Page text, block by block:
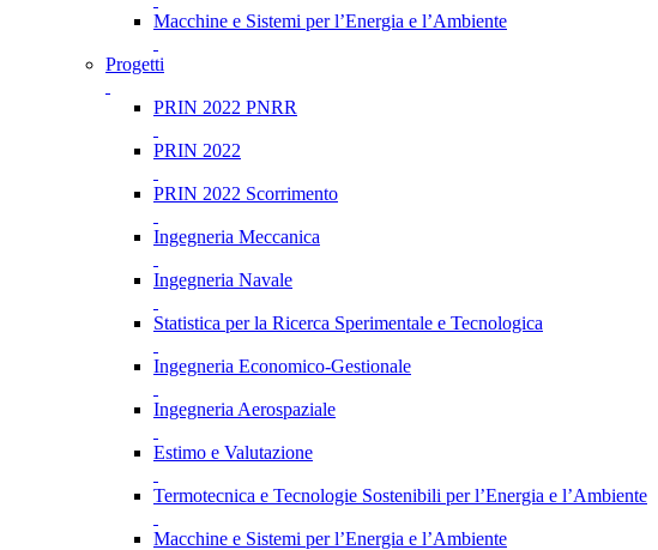
Macchine e Sistemi per l’Energia e l’Ambiente
Progetti
PRIN 2022 PNRR
PRIN 2022
PRIN 2022 Scorrimento
Ingegneria Meccanica
Ingegneria Navale
Statistica per la Ricerca Sperimentale e Tecnologica
Ingegneria Economico-Gestionale
Ingegneria Aerospaziale
Estimo e Valutazione
Termotecnica e Tecnologie Sostenibili per l’Energia e l’Ambiente
Macchine e Sistemi per l’Energia e l’Ambiente